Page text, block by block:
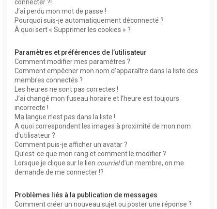
connecter ?!
J’ai perdu mon mot de passe !
Pourquoi suis-je automatiquement déconnecté ?
À quoi sert « Supprimer les cookies » ?
Paramètres et préférences de l’utilisateur
Comment modifier mes paramètres ?
Comment empêcher mon nom d’apparaître dans la liste des
membres connectés ?
Les heures ne sont pas correctes !
J’ai changé mon fuseau horaire et l’heure est toujours
incorrecte !
Ma langue n’est pas dans la liste !
A quoi correspondent les images à proximité de mon nom
d’utilisateur ?
Comment puis-je afficher un avatar ?
Qu’est-ce que mon rang et comment le modifier ?
Lorsque je clique sur le lien courrield’un membre, on me
demande de me connecter !?
Problèmes liés à la publication de messages
Comment créer un nouveau sujet ou poster une réponse ?